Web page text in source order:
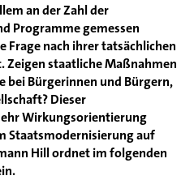
an der Zahl der
Programme gemessen
Frage nach ihrer tatsächlichen
staatliche Maßnahmen
bei Bürgerinnen und Bürgern,
Dieser
Wirkungsorientierung
Staatsmodernisierung auf
Hill ordnet im folgenden